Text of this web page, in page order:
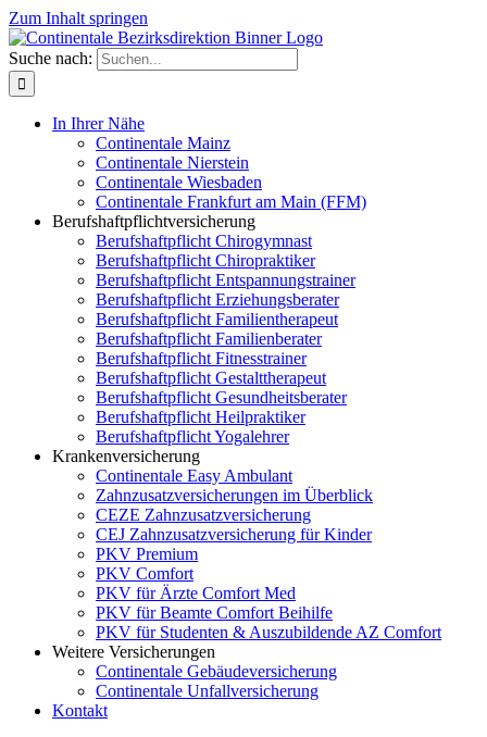
Zum Inhalt springen
Suche nach:
In Ihrer Nähe
Continentale Mainz
Continentale Nierstein
Continentale Wiesbaden
Continentale Frankfurt am Main (FFM)
Berufshaftpflichtversicherung
Berufshaftpflicht Chirogymnast
Berufshaftpflicht Chiropraktiker
Berufshaftpflicht Entspannungstrainer
Berufshaftpflicht Erziehungsberater
Berufshaftpflicht Familientherapeut
Berufshaftpflicht Familienberater
Berufshaftpflicht Fitnesstrainer
Berufshaftpflicht Gestalttherapeut
Berufshaftpflicht Gesundheitsberater
Berufshaftpflicht Heilpraktiker
Berufshaftpflicht Yogalehrer
Krankenversicherung
Continentale Easy Ambulant
Zahnzusatzversicherungen im Überblick
CEZE Zahnzusatzversicherung
CEJ Zahnzusatzversicherung für Kinder
PKV Premium
PKV Comfort
PKV für Ärzte Comfort Med
PKV für Beamte Comfort Beihilfe
PKV für Studenten & Auszubildende AZ Comfort
Weitere Versicherungen
Continentale Gebäudeversicherung
Continentale Unfallversicherung
Kontakt